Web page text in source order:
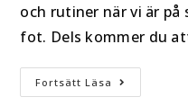
och rutiner när vi är på
fot. Dels kommer du
Fortsätt Läsa